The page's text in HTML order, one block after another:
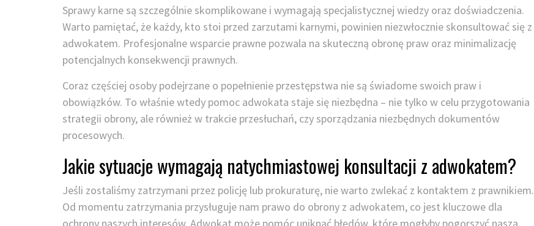
Sprawy karne są szczególnie skomplikowane i wymagają specjalistycznej wiedzy oraz doświadczenia.
Warto pamiętać, że każdy, kto stoi przed zarzutami karnymi, powinien niezwłocznie skonsultować się z
adwokatem. Profesjonalne wsparcie prawne pozwala na skuteczną obronę praw oraz minimalizację
potencjalnych konsekwencji prawnych.
Coraz częściej osoby podejrzane o popełnienie przestępstwa nie są świadome swoich praw i
obowiązków. To właśnie wtedy pomoc adwokata staje się niezbędna – nie tylko w celu przygotowania
strategii obrony, ale również w trakcie przesłuchań, czy sporządzania niezbędnych dokumentów
procesowych.
Jakie sytuacje wymagają natychmiastowej konsultacji z adwokatem?
Jeśli zostaliśmy zatrzymani przez policję lub prokuraturę, nie warto zwlekać z kontaktem z prawnikiem.
Od momentu zatrzymania przysługuje nam prawo do obrony z adwokatem, co jest kluczowe dla